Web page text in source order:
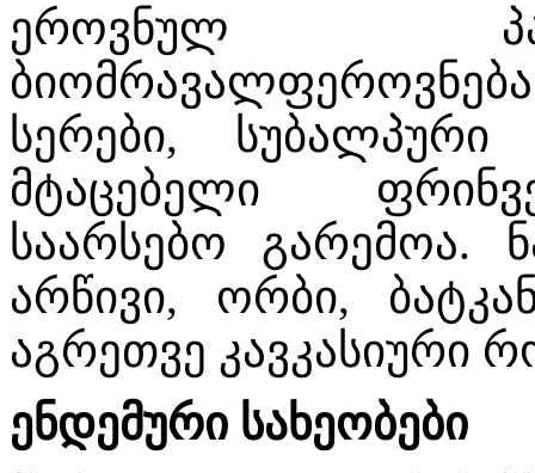
ეროვნულ
სერები,
მტაცებელი
საარსებო გარემოა.
არწივი, ორბი,
აგრეთვე კავკასიური
ენდემური სახეობები